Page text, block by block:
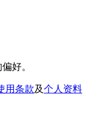
好。
用条款及个人资料